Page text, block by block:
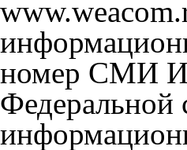
номер СМИ
Федеральной